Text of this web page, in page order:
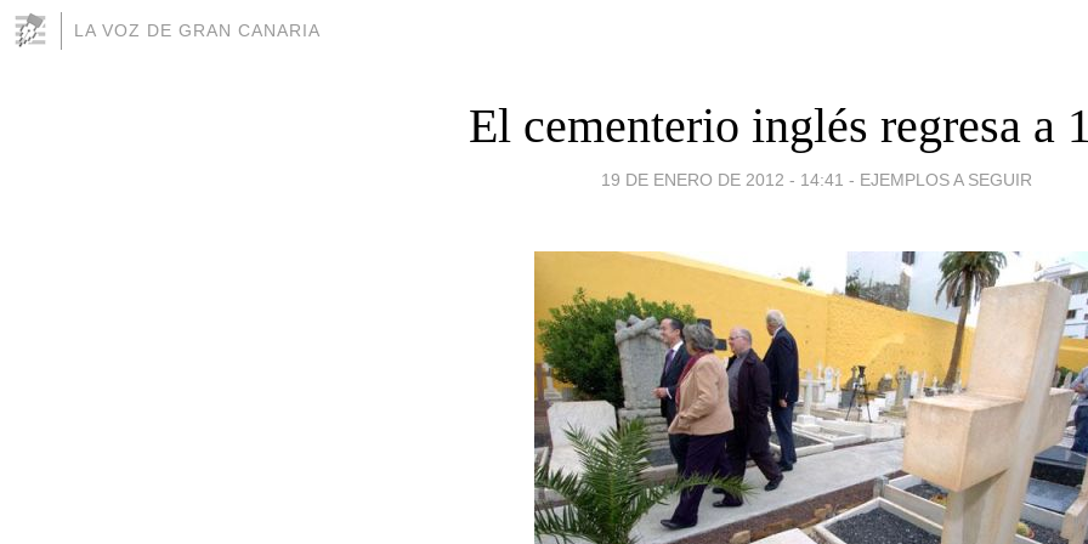
LA VOZ DE GRAN CANARIA
El cementerio inglés regresa a
19 DE ENERO DE 2012 - 14:41 - EJEMPLOS A SEGUIR